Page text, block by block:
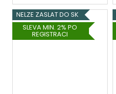
NELZE ZASLAT DO SK
SLEVA MIN. 2% PO
REGISTRACI